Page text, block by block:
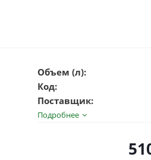
Объем (л):
Код:
Поставщик:
Подробнее